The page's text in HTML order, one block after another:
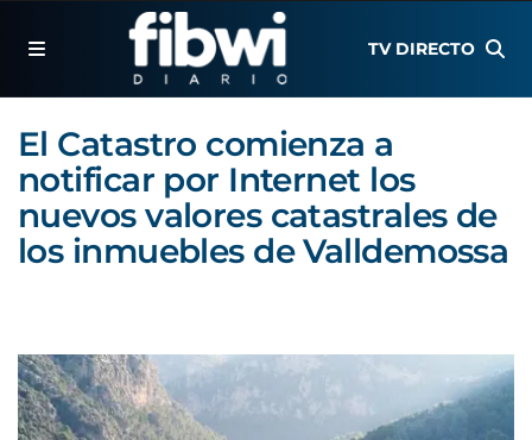
TV DIRECTO
El Catastro comienza a
notificar por Internet los
nuevos valores catastrales de
los inmuebles de Valldemossa